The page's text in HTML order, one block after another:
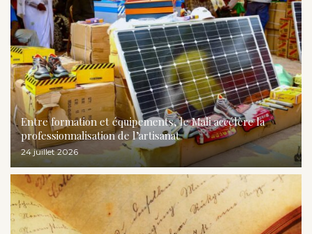
Entre formation et équipements, le Mali accélère la
professionnalisation de l’artisanat
24 juillet 2026